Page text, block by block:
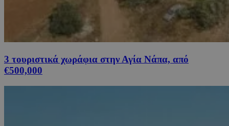
3 τουριστικά χωράφια στην Αγία Νάπα, από
€500,000